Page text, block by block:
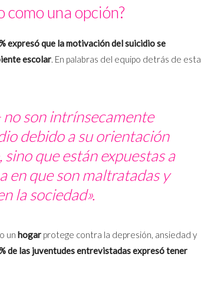
como una opción?
expresó que la motivación del suicidio se
escolar. En palabras del equipo detrás de esta
no son intrínsecamente
debido a su orientación
que están expuestas a
en que son maltratadas y
la sociedad».
un hogar protege contra la depresión, ansiedad y
de las juventudes entrevistadas expresó tener